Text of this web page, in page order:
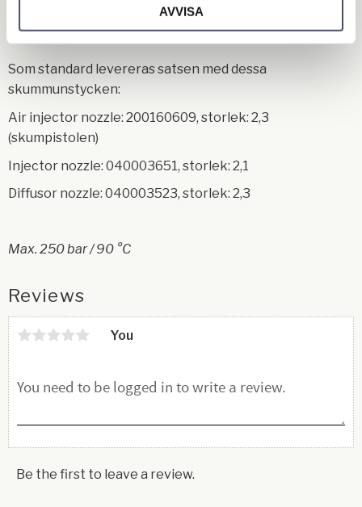
AVVISA
10 m slang mellan injektorn och pistolen
Som standard levereras satsen med dessa
skummunstycken:
Air injector nozzle: 200160609, storlek: 2,3
(skumpistolen)
Injector nozzle: 040003651, storlek: 2,1
Diffusor nozzle: 040003523, storlek: 2,3
Max. 250 bar / 90 °C
Reviews
You
Be the first to leave a review.